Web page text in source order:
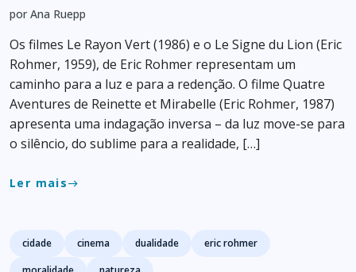
por Ana Ruepp
Os filmes Le Rayon Vert (1986) e o Le Signe du Lion (Eric
Rohmer, 1959), de Eric Rohmer representam um
caminho para a luz e para a redenção. O filme Quatre
Aventures de Reinette et Mirabelle (Eric Rohmer, 1987)
apresenta uma indagação inversa – da luz move-se para
o silêncio, do sublime para a realidade, […]
Ler maiseast
Tags
cidade cinema dualidade
eric rohmer